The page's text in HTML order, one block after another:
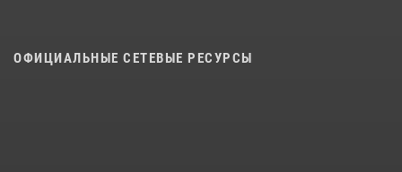
ОФИЦИАЛЬНЫЕ СЕТЕВЫЕ РЕСУРСЫ